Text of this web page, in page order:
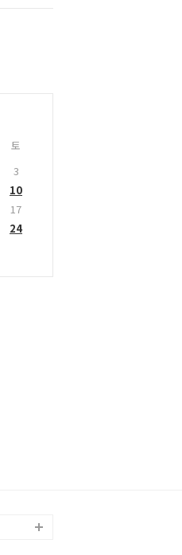
토
3
10
17
24